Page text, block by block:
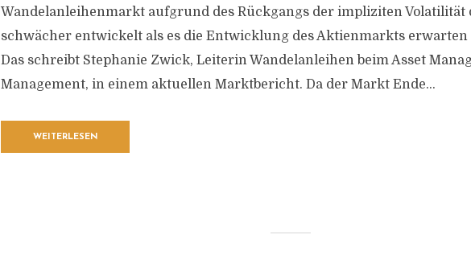
Wandelanleihenmarkt aufgrund des Rückgangs der impliziten Volatilität
schwächer entwickelt als es die Entwicklung des Aktienmarkts erwarten
Das schreibt Stephanie Zwick, Leiterin Wandelanleihen beim Asset
Management, in einem aktuellen Marktbericht. Da der Markt Ende...
WEITERLESEN